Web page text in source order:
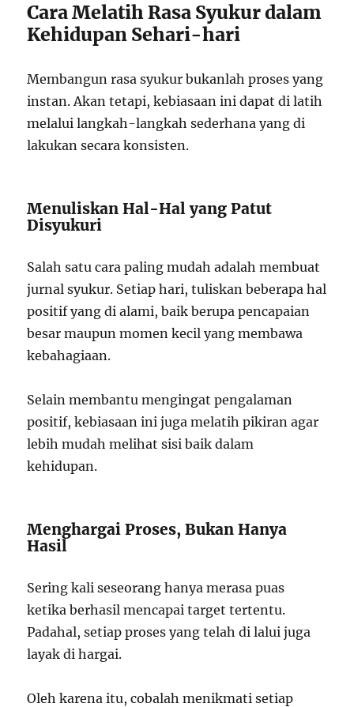
Cara Melatih Rasa Syukur dalam
Kehidupan Sehari-hari
Membangun rasa syukur bukanlah proses yang
instan. Akan tetapi, kebiasaan ini dapat di latih
melalui langkah-langkah sederhana yang di
lakukan secara konsisten.
Menuliskan Hal-Hal yang Patut
Disyukuri
Salah satu cara paling mudah adalah membuat
jurnal syukur. Setiap hari, tuliskan beberapa hal
positif yang di alami, baik berupa pencapaian
besar maupun momen kecil yang membawa
kebahagiaan.
Selain membantu mengingat pengalaman
positif, kebiasaan ini juga melatih pikiran agar
lebih mudah melihat sisi baik dalam
kehidupan.
Menghargai Proses, Bukan Hanya
Hasil
Sering kali seseorang hanya merasa puas
ketika berhasil mencapai target tertentu.
Padahal, setiap proses yang telah di lalui juga
layak di hargai.
Oleh karena itu, cobalah menikmati setiap